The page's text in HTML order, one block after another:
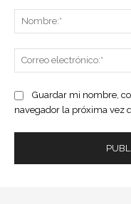
Guardar mi nombre,
navegador la próxima vez